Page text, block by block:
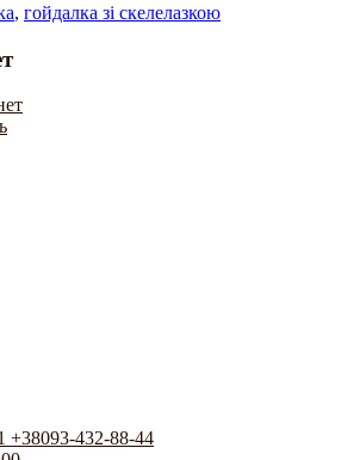
, гойдалка зі скелелазкою
+38093-432-88-44